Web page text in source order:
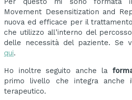
Movement Desensitization and
nuova ed efficace per il
che utilizzo all’interno del
delle necessità del paziente. Se
qui.
Ho inoltre seguito anche la
primo livello che integra anche
terapeutico.